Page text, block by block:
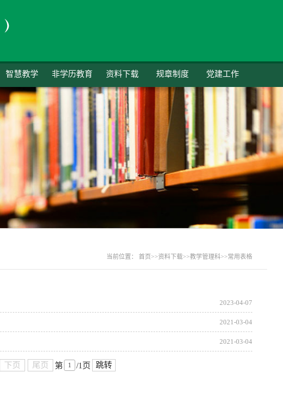
智慧教学 非学历教育 资料下载 规章制度 党建工作
当前位置： 首页 >>资料下载>>教学管理科>>常用表格
2023-04-07
2021-03-04
2021-03-04
下页 尾页 第 /1页 跳转